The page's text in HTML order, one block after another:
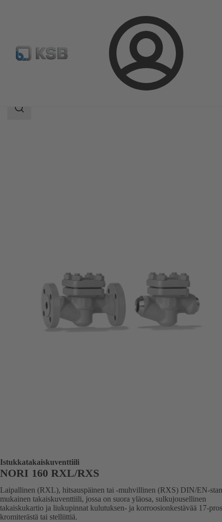
Kirjaudu
NORI 160 RXL/RXS
Haun
Istukkatakaiskuventtiili
NORI 160 RXL/RXS
Laipallinen (RXL), hitsauspäinen tai -muhvillinen (RXS) DIN/EN-
mukainen takaiskuventtiili, jossa on suora yläosa, sulkujousellinen
takaiskukartio ja liukupinnat kulutuksen- ja korroosionkestävää 17-
kromiterästä tai stelliittiä.